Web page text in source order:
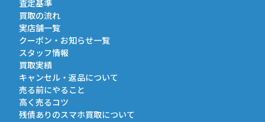
査定基準
買取の流れ
実店舗一覧
クーポン・お知らせ一覧
スタッフ情報
買取実績
キャンセル・返品について
売る前にやること
高く売るコツ
残債ありのスマホ買取について